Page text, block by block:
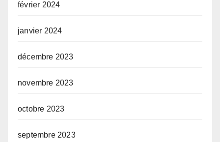
février 2024
janvier 2024
décembre 2023
novembre 2023
octobre 2023
septembre 2023